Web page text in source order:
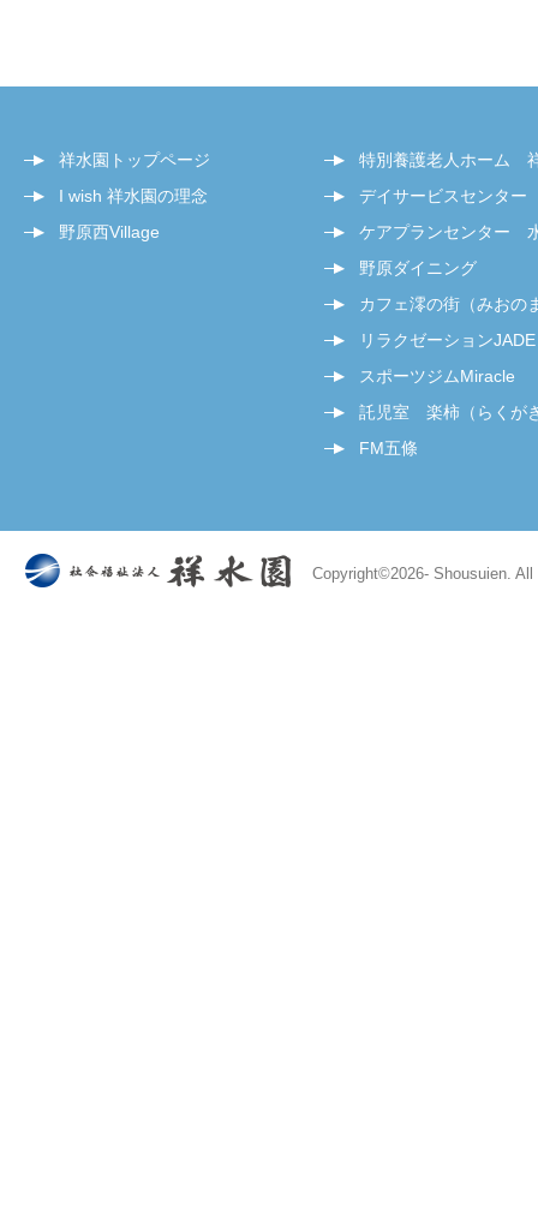
祥水園トップページ
I wish 祥水園の理念
野原西Village
特別養護老人ホーム
デイサービスセンタ
ケアプランセンター
野原ダイニング
カフェ澪の街（みおの
リラクゼーションJADE
スポーツジムMiracle
託児室 楽柿（らくが
FM五條
Copyright©2026- Shousuien.